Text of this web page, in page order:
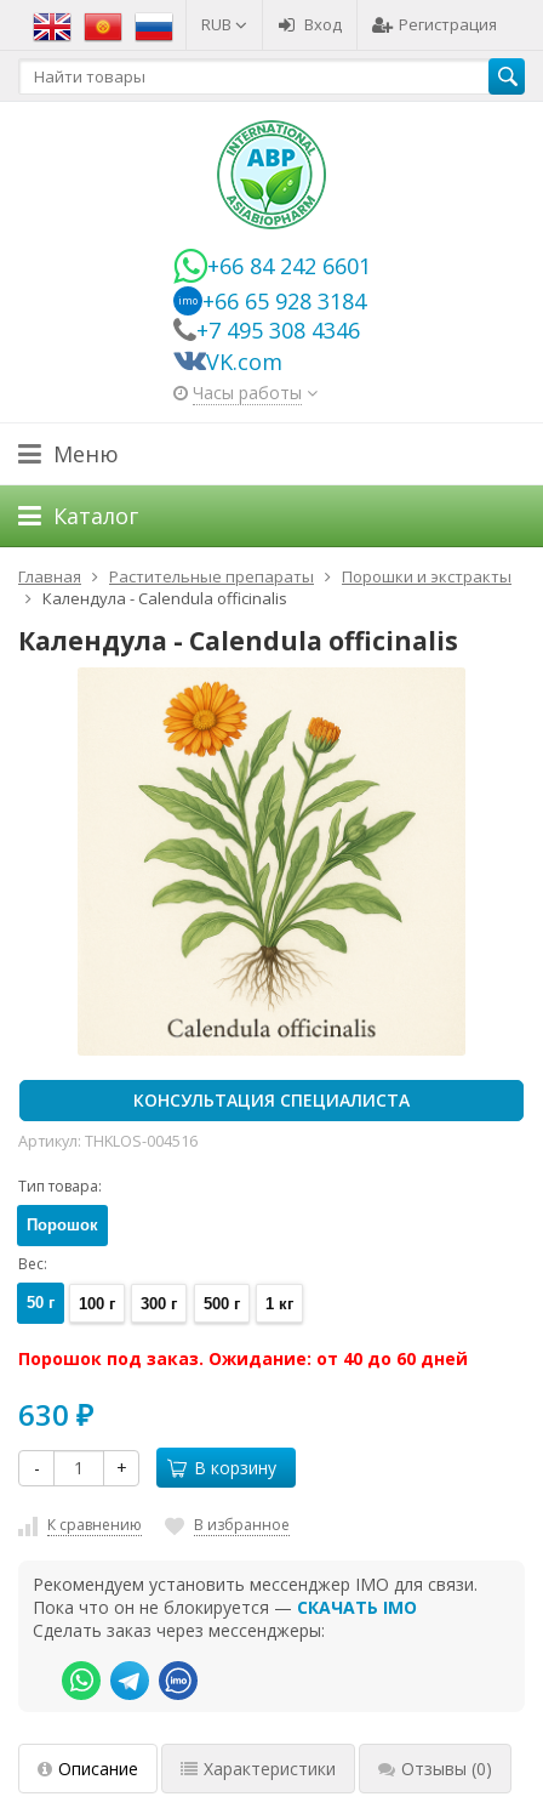
RUB Вход Регистрация
+66 84 242 6601
imo +66 65 928 3184
+7 495 308 4346
VK.com
Часы работы
Меню
Каталог
Главная Растительные препараты
Порошки и экстракты
Календула - Calendula officinalis
Календула - Calendula officinalis
КОНСУЛЬТАЦИЯ СПЕЦИАЛИСТА
Артикул: THKLOS-004516
Тип товара:
Порошок
Вес:
50 г 100 г 300 г 500 г 1 кг
Порошок под заказ. Ожидание: от 40 до 60 дней
630 ₽
- + В корзину
К сравнению В избранное
Рекомендуем установить мессенджер IMO для связи.
Пока что он не блокируется — СКАЧАТЬ IMO
Сделать заказ через мессенджеры:
Описание Характеристики Отзывы (0)